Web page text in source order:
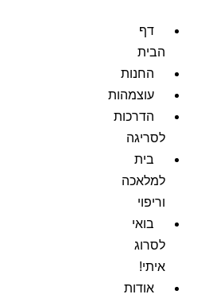
דף
הבית
החנות
עוצמהות
הדרכות
לסריגה
בית
למלאכה
וריפוי
בואי
לסרוג
איתי!
אודות